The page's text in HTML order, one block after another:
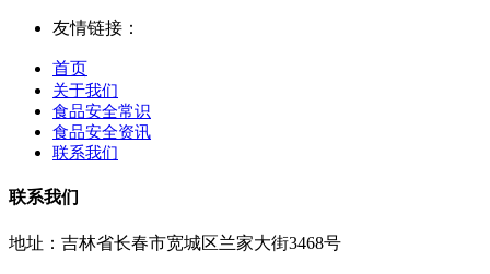
友情链接：
首页
关于我们
食品安全常识
食品安全资讯
联系我们
联系我们
地址：吉林省长春市宽城区兰家大街3468号